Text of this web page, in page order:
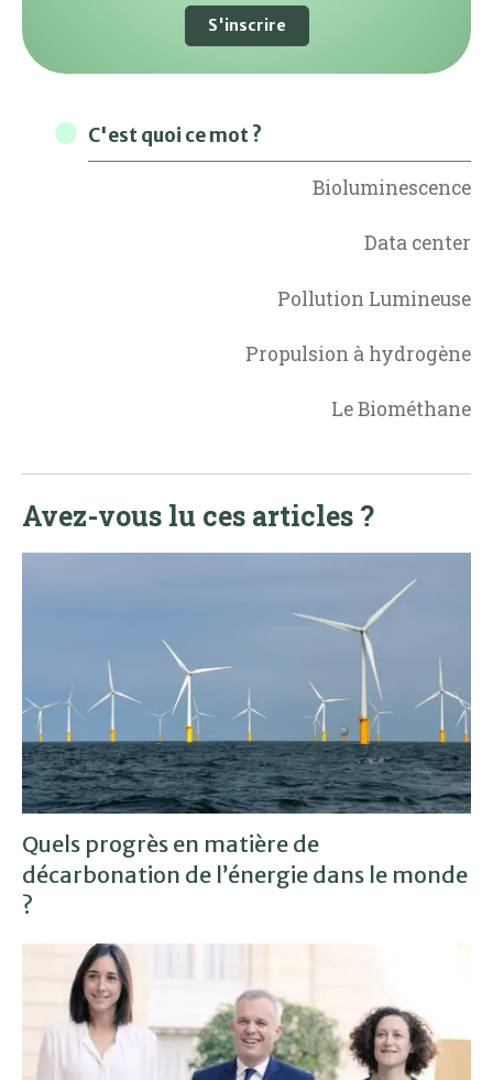
S'inscrire
C'est quoi ce mot ?
Bioluminescence
Data center
Pollution Lumineuse
Propulsion à hydrogène
Le Biométhane
Avez-vous lu ces articles ?
Quels progrès en matière de
décarbonation de l’énergie dans le monde
?